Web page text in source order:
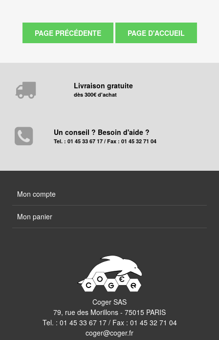
Livraison gratuite
dès 300€ d'achat
Un conseil ? Besoin d'aide ?
Tel. : 01 45 33 67 17 / Fax : 01 45 32 71 04
Mon compte
Mon panier
Coger SAS
79, rue des Morillons - 75015 PARIS
Tel. : 01 45 33 67 17/ Fax : 01 45 32 71 04
coger@coger.fr